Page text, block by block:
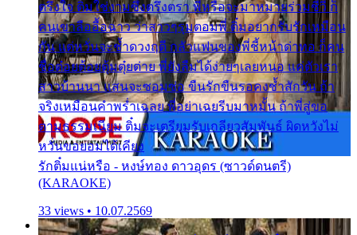
ตรึงใจ ติ๋มใช่งามซึ้งตรึงตรา พี่หรือจะมาหมายร่วมชีวี ก็
คนเขาลืออื้อฉาว ว่าสาวๆรุมตอมพี่ ติ๋มอยากรับรักเหมือน
กัน แต่หวั่นจะช้ำดวงฤดี กลัวแฟนของพี่ชี้หน้าด่าทอ ก็คน
ชื่อต๋อยต้อยตุ้มตุ๋ยต่าย พี่ยังลืมได้ง่ายๆเลยหนอ แค่ตัวเรา
สาวบ้านนา แสนจะซอมซ่อ ขืนรักขืนรอคงช้ำสักวัน ถ้า
จริงเหมือนคำพร่ำเฉลย พี่อย่าเฉยรีบมาหมั้น ถ้าพี่สู่ขอ
ตามธรรมเนียม ติ๋มจะเตรียมรับเกลียวสัมพันธ์ ผิดหวังไม่
หวั่นขอยอมได้เคียง
รักติ๋มแน่หรือ - หงษ์ทอง ดาวอุดร (ซาวด์ดนตรี)
(KARAOKE)
33 views • 10.07.2569